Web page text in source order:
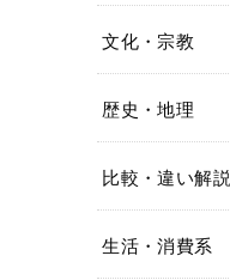
文化・宗教
歴史・地理
比較・違い解説
生活・消費系